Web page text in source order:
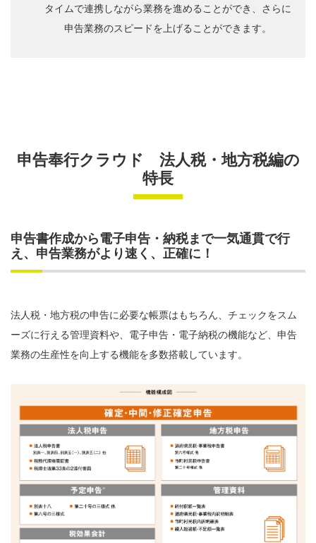
タイムで連携しながら業務を進めることができ、さらに
申告業務のスピードを上げることができます。
申告奉行クラウド 法人税・地方税編の
特長
申告書作成から電子申告・納税まで一気通貫で行
え、申告業務がより速く、正確に！
法人税・地方税の申告に必要な帳票はもちろん、チェックをスム
ーズに行える管理資料や、電子申告・電子納税の機能など、申告
業務の生産性を向上する機能を多数搭載しています。